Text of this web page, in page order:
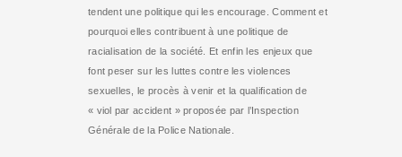
tendent une politique qui les encourage. Comment et
pourquoi elles contribuent à une politique de
racialisation de la société. Et enfin les enjeux que
font peser sur les luttes contre les violences
sexuelles, le procès à venir et la qualification de
« viol par accident » proposée par l’Inspection
Générale de la Police Nationale.